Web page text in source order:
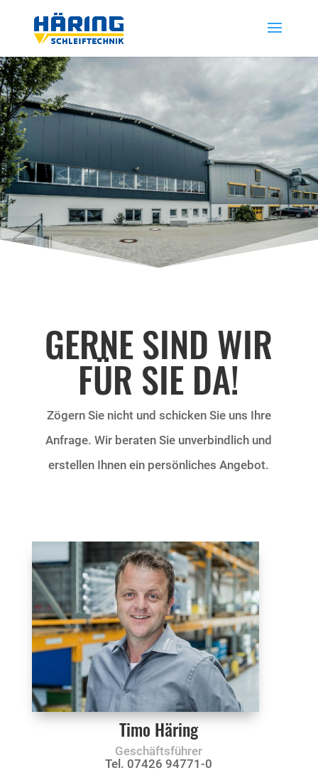
GERNE SIND WIR
FÜR SIE DA!
Zögern Sie nicht und schicken Sie uns Ihre
Anfrage. Wir beraten Sie unverbindlich und
erstellen Ihnen ein persönliches Angebot.
Timo Häring
Geschäftsführer
Tel. 07426 94771-0